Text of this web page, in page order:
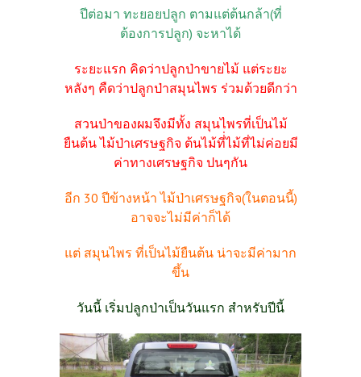
ปีต่อมา ทะยอยปลูก ตามแต่ต้นกล้า(ที่
ต้องการปลูก) จะหาได้
ระยะแรก คิดว่าปลูกป่าขายไม้ แต่ระยะ
หลังๆ คืดว่าปลูกป่าสมุนไพร ร่วมด้วยดีกว่า
สวนป่าของผมจึงมีทั้ง สมุนไพรที่เป็นไม้
ยืนต้น ไม้ป่าเศรษฐกิจ ต้นไม้ที่่ไม้ที่ไม่ค่อยมี
ค่าทางเศรษฐกิจ ปนๆกัน
อีก 30 ปีข้างหน้า ไม้ป่าเศรษฐกิจ(ในตอนนี้)
อาจจะไม่มีค่าก็ได้
แต่ สมุนไพร ที่เป็นไม้ยืนต้น น่าจะมีค่ามาก
ขึ้น
วันนี้ เริ่มปลูกป่าเป็นวันแรก สำหรับปีนี้